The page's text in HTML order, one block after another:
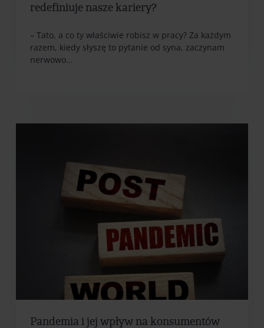
redefiniuje nasze kariery?
– Tato, a co ty właściwie robisz w pracy? Za każdym
razem, kiedy słyszę to pytanie od syna, zaczynam
nerwowo...
Pandemia i jej wpływ na konsumentów